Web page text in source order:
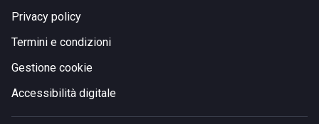
Privacy policy
Termini e condizioni
Gestione cookie
Accessibilità digitale